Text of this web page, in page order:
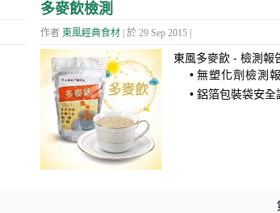
多麥飲檢測
作者 東風經典食材 | 於 29 Sep 2015 |
東風多麥飲 - 檢測報
•無塑化劑檢測
•鋁箔包裝袋安全